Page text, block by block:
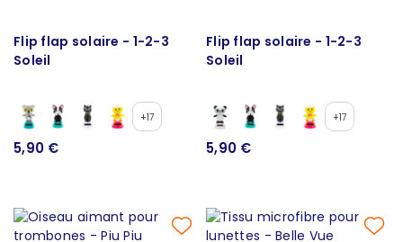
Flip flap solaire - 1-2-3
Soleil
+17
5,90 €
Flip flap solaire - 1-2-3
Soleil
+17
5,90 €